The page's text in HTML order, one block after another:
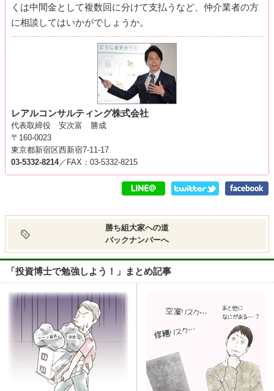
くは中間金として複数回に分けて支払うなど、仲介業者の方
に相談してはいかがでしょうか。
レアルコンサルティング株式会社
代表取締役 安次富 勝成
〒160-0023
東京都新宿区西新宿7-11-17
03-5332-8214／FAX：03-5332-8215
勝ち組大家への道
バックナンバーへ
「投資博士で勉強しよう！」まとめ記事